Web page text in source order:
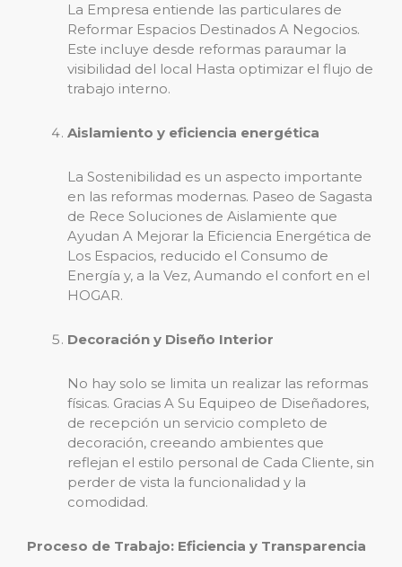
La Empresa entiende las particulares de
Reformar Espacios Destinados A Negocios.
Este incluye desde reformas paraumar la
visibilidad del local Hasta optimizar el flujo de
trabajo interno.
Aislamiento y eficiencia energética
La Sostenibilidad es un aspecto importante
en las reformas modernas. Paseo de Sagasta
de Rece Soluciones de Aislamiente que
Ayudan A Mejorar la Eficiencia Energética de
Los Espacios, reducido el Consumo de
Energía y, a la Vez, Aumando el confort en el
HOGAR.
Decoración y Diseño Interior
No hay solo se limita un realizar las reformas
físicas. Gracias A Su Equipeo de Diseñadores,
de recepción un servicio completo de
decoración, creeando ambientes que
reflejan el estilo personal de Cada Cliente, sin
perder de vista la funcionalidad y la
comodidad.
Proceso de Trabajo: Eficiencia y Transparencia